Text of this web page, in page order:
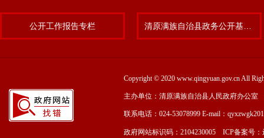
公开工作报告专栏
Copyright © 2020 www.qingyuan.gov.cn All
主办单位：清原满族自治县人民政府办公室
联系电话：024-53078999 E-mail：
政府网站标识码：2104230005 ICP备案号：